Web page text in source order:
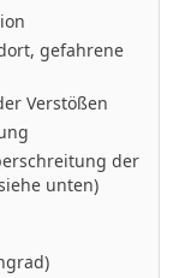
gefahrene
Verstößen
der
unten)